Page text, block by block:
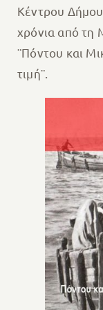
Κέντρου
χρόνια από τη
¨Πόντου και
τιμή¨.